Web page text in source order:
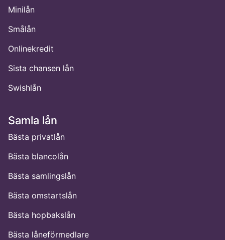
Minilån
Smålån
Onlinekredit
Sista chansen lån
Swishlån
Samla lån
Bästa privatlån
Bästa blancolån
Bästa samlingslån
Bästa omstartslån
Bästa hopbakslån
Bästa låneförmedlare